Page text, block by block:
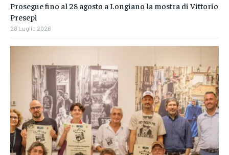
Prosegue fino al 28 agosto a Longiano la mostra di Vittorio
Presepi
28 Luglio 2026